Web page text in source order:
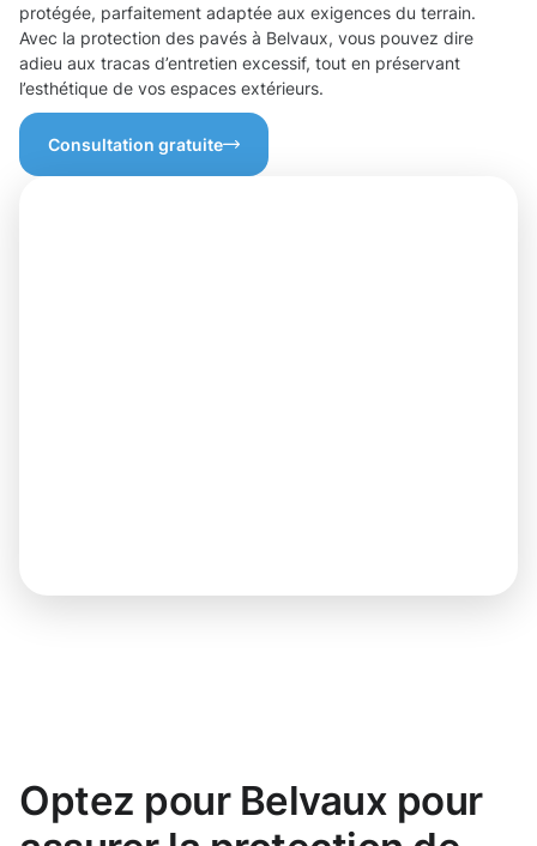
protégée, parfaitement adaptée aux exigences du terrain.
Avec la protection des pavés à Belvaux, vous pouvez dire
adieu aux tracas d’entretien excessif, tout en préservant
l’esthétique de vos espaces extérieurs.
Consultation gratuite
Optez pour Belvaux pour